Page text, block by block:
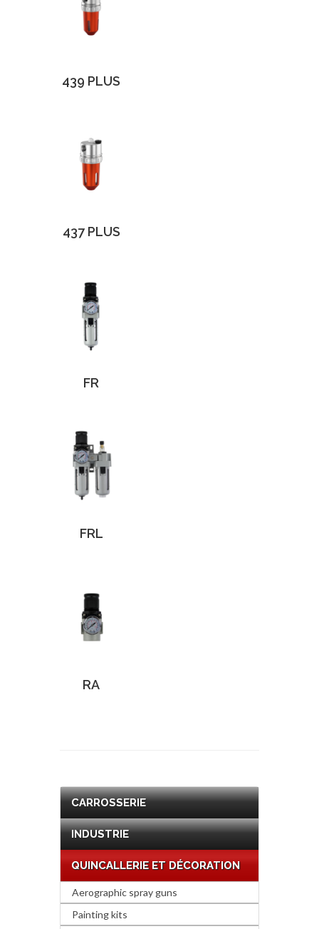
439 PLUS
437 PLUS
FR
FRL
RA
CARROSSERIE
INDUSTRIE
QUINCALLERIE ET DÉCORATION
Aerographic spray guns
Painting kits